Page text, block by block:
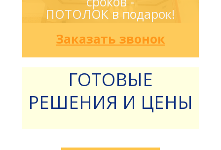
ПОТОЛОК в подарок!
Заказать звонок
ГОТОВЫЕ
РЕШЕНИЯ И ЦЕНЫ